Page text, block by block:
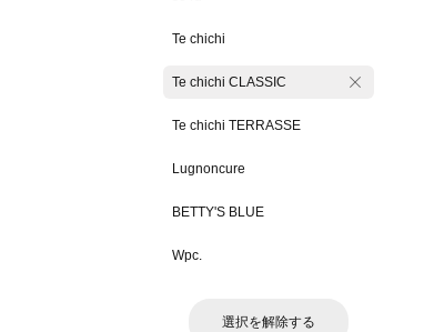
Te chichi
Te chichi CLASSIC
Te chichi TERRASSE
Lugnoncure
BETTY'S BLUE
Wpc.
選択を解除する